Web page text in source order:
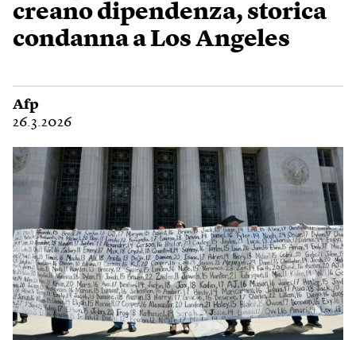
creano dipendenza, storica
condanna a Los Angeles
Afp
26.3.2026